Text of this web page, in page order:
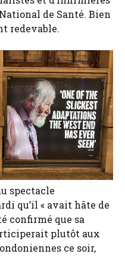
de Santé. Bien
redevable.
spectacle
qu’il « avait hâte de
confirmé que sa
plutôt aux
ce soir,